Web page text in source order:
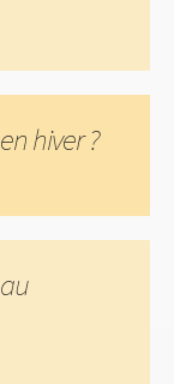
en hiver ?
au